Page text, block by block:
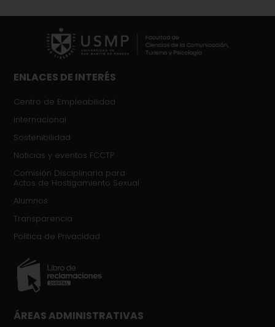
ENLACES DE INTERÉS
Centro de Empleabilidad
Internacional
Sostenibilidad
Noticias y eventos FCCTP
Comisión Disciplinaria para
Actos de Hostigamiento Sexual​
Alumnos
Transparencia
Política de Privacidad​
ÁREAS ADMINISTRATIVAS